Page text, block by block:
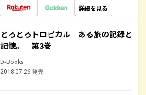
詳細を見る
とろとろトロピカル ある旅の記録と
記憶。 第3巻
D-Books
2018.07.26 発売